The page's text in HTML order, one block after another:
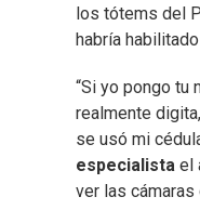
los tótems del
habría
“Si yo pongo tu
realmente
se usó mi
especialista el
ver las cámaras